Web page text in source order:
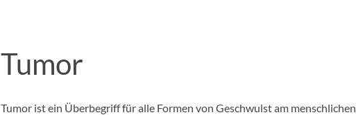
Tumor
Tumor ist ein Überbegriff für alle Formen von Geschwulst am menschlichen